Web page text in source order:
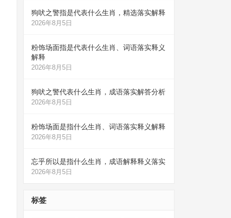
狗吠之警指是代表什么生肖，精选落实解释
2026年8月5日
粉饰场面指是代表什么生肖、词语落实释义
解释
2026年8月5日
狗吠之警代表什么生肖，成语落实解答分析
2026年8月5日
粉饰场面是指什么生肖、词语落实释义解释
2026年8月5日
忘乎所以是指什么生肖，成语解释释义落实
2026年8月5日
标签